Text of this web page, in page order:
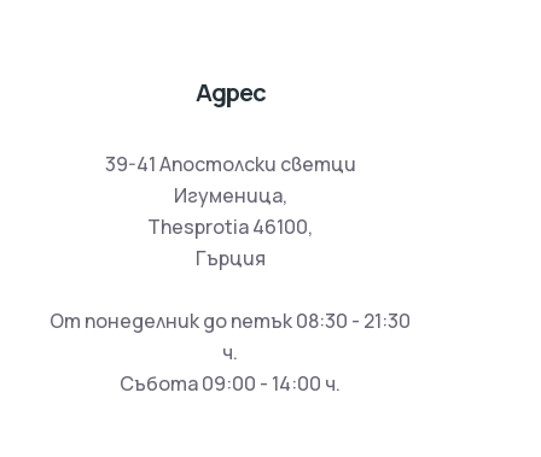
Адрес
39-41 Апостолски светци
Игуменица,
Thesprotia 46100,
Гърция
От понеделник до петък 08:30 - 21:30
ч.
Събота 09:00 - 14:00 ч.